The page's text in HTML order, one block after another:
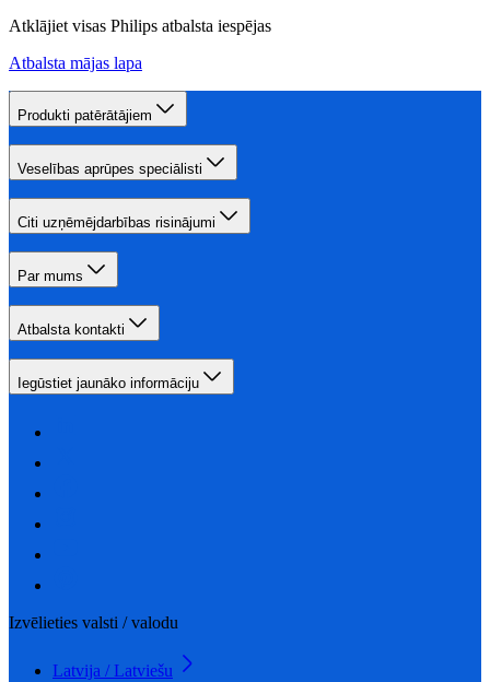
Atklājiet visas Philips atbalsta iespējas
Atbalsta mājas lapa
Produkti patērātājiem
Veselības aprūpes speciālisti
Citi uzņēmējdarbības risinājumi
Par mums
Atbalsta kontakti
Iegūstiet jaunāko informāciju
Izvēlieties valsti / valodu
Latvija / Latviešu